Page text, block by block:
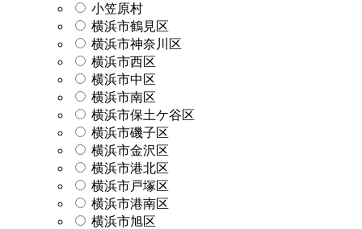
小笠原村
横浜市鶴見区
横浜市神奈川区
横浜市西区
横浜市中区
横浜市南区
横浜市保土ケ谷区
横浜市磯子区
横浜市金沢区
横浜市港北区
横浜市戸塚区
横浜市港南区
横浜市旭区